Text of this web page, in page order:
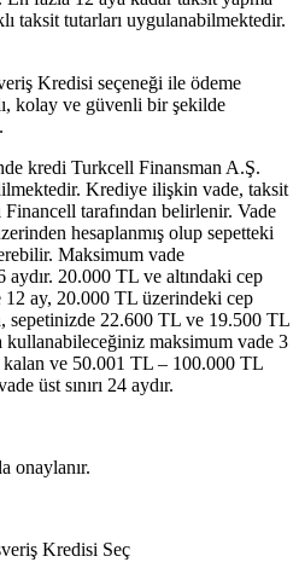
taksit tutarları uygulanabilmektedir.
Kredisi seçeneği ile ödeme
kolay ve güvenli bir şekilde
kredi Turkcell Finansman A.Ş.
Krediye ilişkin vade, taksit
Financell tarafından belirlenir. Vade
hesaplanmış olup sepetteki
Maksimum vade
20.000 TL ve altındaki cep
12 ay, 20.000 TL üzerindeki cep
sepetinizde 22.600 TL ve 19.500 TL
kullanabileceğiniz maksimum vade 3
ve 50.001 TL – 100.000 TL
üst sınırı 24 aydır.
onaylanır.
Kredisi Seç